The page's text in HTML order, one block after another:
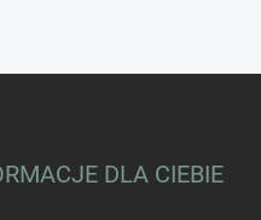
DLA CIEBIE